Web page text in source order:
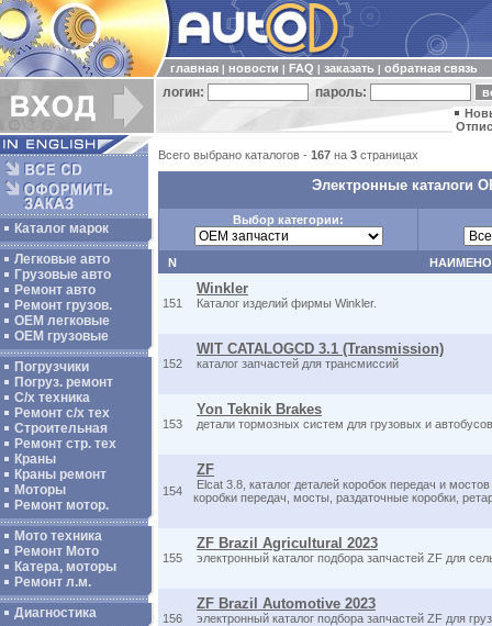
главная новости FAQ заказать обратная связь
логин: пароль:
Каталог марок
Легковые авто
Грузовые авто
Ремонт авто
Ремонт грузов.
ОЕМ легковые
OEM грузовые
Погрузчики
Погруз. ремонт
С/х техника
Ремонт с/х тех
Строительная
Ремонт стр. тех
Краны
Краны ремонт
Моторы
Ремонт мотор.
Мото техника
Ремонт Мото
Катера, моторы
Ремонт л.м.
Диагностика
Всего выбрано каталогов - 167 на 3 страницах
Электронные каталоги
Выбор категории:
N
151
Winkler
Каталог изделий фирмы Winkler.
152
WIT CATALOGCD 3.1 (Transmission)
каталог запчастей для трансмиссий
153
Yon Teknik Brakes
детали тормозных систем для грузовых и
154
ZF
Elcat 3.8, каталог деталей коробок передач и
коробки передач, мосты, раздаточные коробки,
155
ZF Brazil Agricultural 2023
электронный каталог подбора запчастей ZF для
156
ZF Brazil Automotive 2023
электронный каталог подбора запчастей ZF для